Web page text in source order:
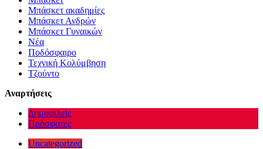
Μπάσκετ ακαδημίες
Μπάσκετ Ανδρών
Μπάσκετ Γυναικών
Νέα
Ποδόσφαιρο
Τεχνική Κολύμβηση
Τζούντο
Αναρτήσεις
Δημοφιλείς
Πρόσφατες
Uncategorized